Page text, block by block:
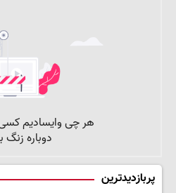
پربازدیدترین